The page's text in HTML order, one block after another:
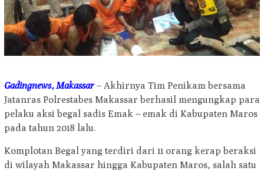
Gadingnews, Makassar– Akhirnya Tim Penikam bersama
Jatanras Polrestabes Makassar berhasil mengungkap para
pelaku aksi begal sadis Emak – emak di Kabupaten Maros
pada tahun 2018 lalu.
Komplotan Begal yang terdiri dari 11 orang kerap beraksi
di wilayah Makassar hingga Kabupaten Maros, salah satu